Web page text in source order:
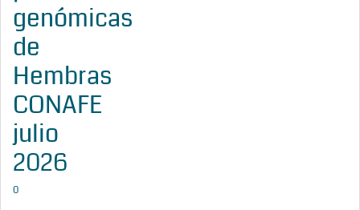
genómicas
de
Hembras
CONAFE
julio
2026
0